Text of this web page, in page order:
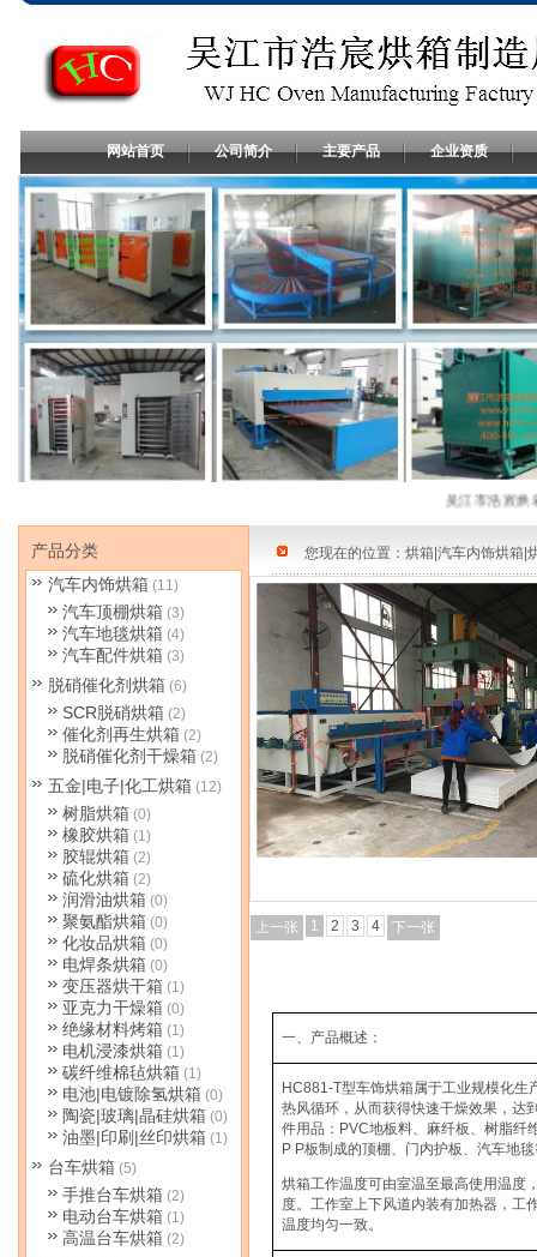
网站首页 公司简介 主要产品 企业资质
您现在的位置： 烘箱|汽车内饰烘箱|
上一张 1 2 3 4 下一张
一、产品概述：
HC881-T型车饰烘箱属于工业规模化生
热风循环，从而获得快速干燥效果，达
件用品： PVC地板料、麻纤板、树脂纤
P P板制成的顶棚、门内护板、汽车地
烘箱工作温度可由室温至最高使用温度
度。工作室上下风道内装有加热器，工
温度均匀一致。
吴江市浩宸烘箱制
产品分类
汽车内饰烘箱 (11)
汽车顶棚烘箱 (3)
汽车地毯烘箱 (4)
汽车配件烘箱 (3)
脱硝催化剂烘箱 (6)
SCR脱硝烘箱 (2)
催化剂再生烘箱 (2)
脱硝催化剂干燥箱 (2)
五金|电子|化工烘箱 (12)
树脂烘箱 (0)
橡胶烘箱 (1)
胶辊烘箱 (2)
硫化烘箱 (2)
润滑油烘箱 (0)
聚氨酯烘箱 (0)
化妆品烘箱 (0)
电焊条烘箱 (0)
变压器烘干箱 (1)
亚克力干燥箱 (0)
绝缘材料烤箱 (1)
电机浸漆烘箱 (1)
碳纤维棉毡烘箱 (1)
电池|电镀除氢烘箱 (0)
陶瓷|玻璃|晶硅烘箱 (0)
油墨|印刷|丝印烘箱 (1)
台车烘箱 (5)
手推台车烘箱 (2)
电动台车烘箱 (1)
高温台车烘箱 (2)